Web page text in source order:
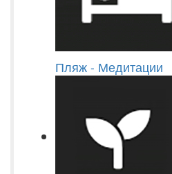
Пляж - Медитации